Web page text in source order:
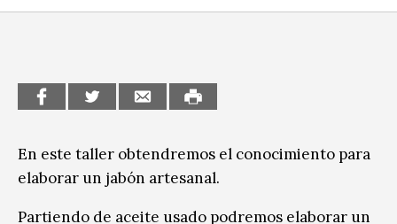
Medio Ambiente
Música
Sin categoría
En este taller obtendremos el conocimiento para
elaborar un jabón artesanal.
Partiendo de aceite usado podremos elaborar un